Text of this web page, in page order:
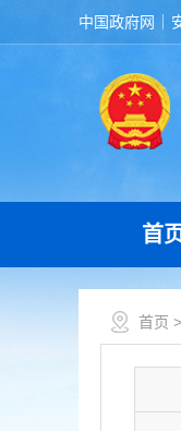
中国政府网
首
首页 >